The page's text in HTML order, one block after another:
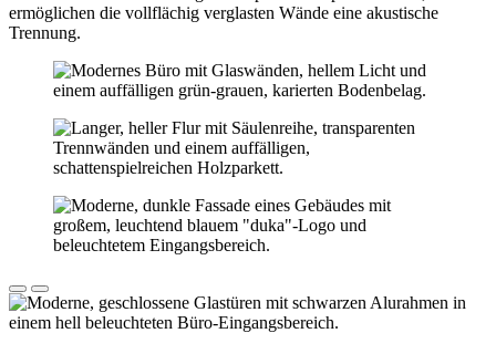
ermöglichen die vollflächig verglasten Wände eine akustische
Trennung.